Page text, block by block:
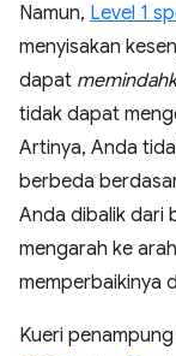
Namun, Level 1
menyisakan
dapat
tidak dapat
Artinya, Anda
berbeda
Anda dibalik dari
mengarah ke
memperbaikinya
Kueri